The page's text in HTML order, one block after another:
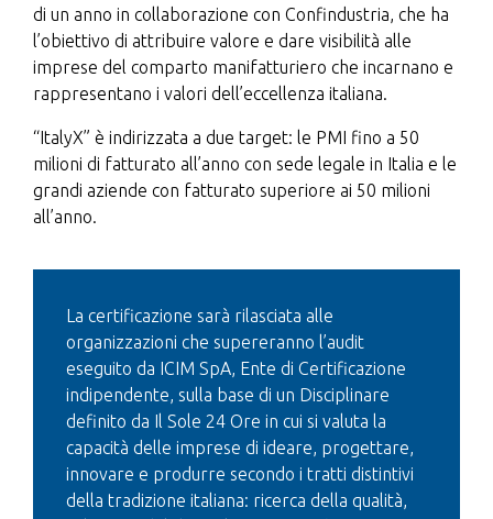
di un anno in collaborazione con Confindustria, che ha
l’obiettivo di attribuire valore e dare visibilità alle
imprese del comparto manifatturiero che incarnano e
rappresentano i valori dell’eccellenza italiana.
“ItalyX” è indirizzata a due target: le PMI fino a 50
milioni di fatturato all’anno con sede legale in Italia e le
grandi aziende con fatturato superiore ai 50 milioni
all’anno.
La certificazione sarà rilasciata alle
organizzazioni che supereranno l’audit
eseguito da ICIM SpA, Ente di Certificazione
indipendente, sulla base di un Disciplinare
definito da Il Sole 24 Ore in cui si valuta la
capacità delle imprese di ideare, progettare,
innovare e produrre secondo i tratti distintivi
della tradizione italiana: ricerca della qualità,